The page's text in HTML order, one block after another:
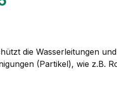
die Wasserleitungen
(Partikel), wie z.B.